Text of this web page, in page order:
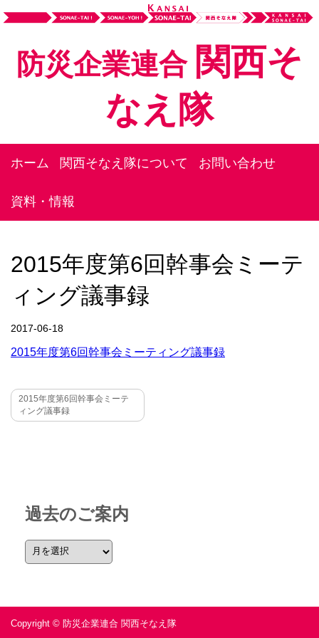
防災企業連合 関西そ
なえ隊
ホーム 関西そなえ隊について お問い合わせ
資料・情報
2015年度第6回幹事会ミーテ
ィング議事録
2017-06-18
2015年度第6回幹事会ミーティング議事録
2015年度第6回幹事会ミーテ
ィング議事録
過去のご案内
Copyright © 防災企業連合 関西そなえ隊